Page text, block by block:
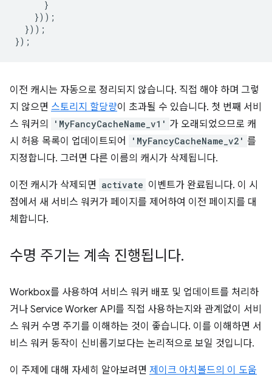
}
}));
}));
});
이전 캐시는 자동으로 정리되지 않습니다. 직접 해야 하며 그렇
지 않으면 스토리지 할당량이 초과될 수 있습니다. 첫 번째 서비
스 워커의
'MyFancyCacheName_v1' 가 오래되었으므로 캐
시 허용 목록이 업데이트되어
'MyFancyCacheName_v2' 를
지정합니다. 그러면 다른 이름의 캐시가 삭제됩니다.
이전 캐시가 삭제되면 activate 이벤트가 완료됩니다. 이 시
점에서 새 서비스 워커가 페이지를 제어하여 이전 페이지를 대
체합니다.
수명 주기는 계속 진행됩니다.
Workbox를 사용하여 서비스 워커 배포 및 업데이트를 처리하
거나 Service Worker API를 직접 사용하는지와 관계없이 서비
스 워커 수명 주기를 이해하는 것이 좋습니다. 이를 이해하면 서
비스 워커 동작이 신비롭기보다는 논리적으로 보일 것입니다.
이 주제에 대해 자세히 알아보려면 제이크 아치볼드의 이 도움